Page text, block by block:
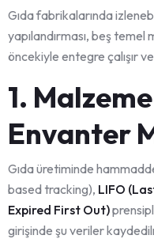
Gıda fabrikalarında
yapılandırması, beş
öncekiyle entegre çalışır
1.
Envanter
Gıda üretiminde
based tracking), LIFO
Expired First Out)
girişinde şu veriler